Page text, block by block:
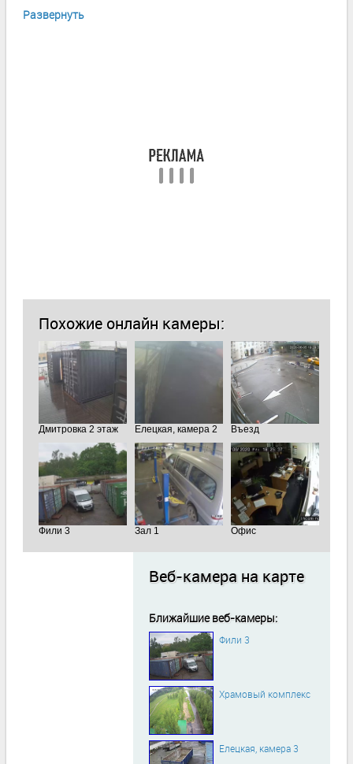
Развернуть
Похожие онлайн камеры:
Дмитровка 2 этаж Елецкая, камера 2 Въезд
Фили 3 Зал 1 Офис
Веб-камера на карте
Ближайшие веб-камеры:
Фили 3
Храмовый комплекс
Елецкая, камера 3